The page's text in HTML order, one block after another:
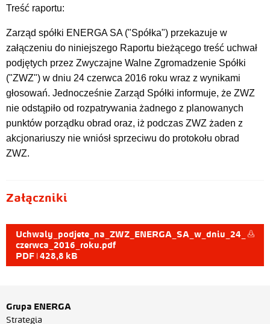
Treść raportu:
Zarząd spółki ENERGA SA ("Spółka") przekazuje w
załączeniu do niniejszego Raportu bieżącego treść uchwał
podjętych przez Zwyczajne Walne Zgromadzenie Spółki
("ZWZ") w dniu 24 czerwca 2016 roku wraz z wynikami
głosowań. Jednocześnie Zarząd Spółki informuje, że ZWZ
nie odstąpiło od rozpatrywania żadnego z planowanych
punktów porządku obrad oraz, iż podczas ZWZ żaden z
akcjonariuszy nie wniósł sprzeciwu do protokołu obrad
ZWZ.
Załączniki
Uchwaly_podjete_na_ZWZ_ENERGA_SA_w_dniu_24_
czerwca_2016_roku.pdf
PDF | 428,8 kB
Grupa ENERGA
Strategia